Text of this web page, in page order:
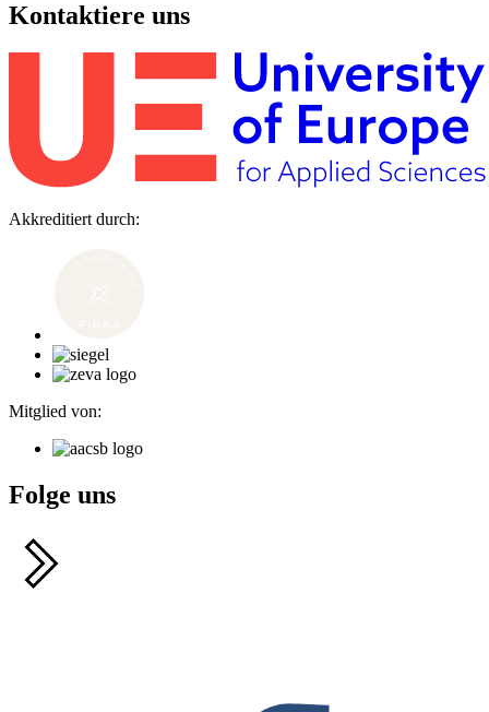
Kontaktiere uns
Akkreditiert durch:
Mitglied von:
Folge uns